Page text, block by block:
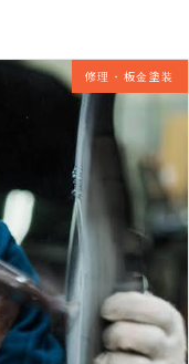
修理・板金塗装